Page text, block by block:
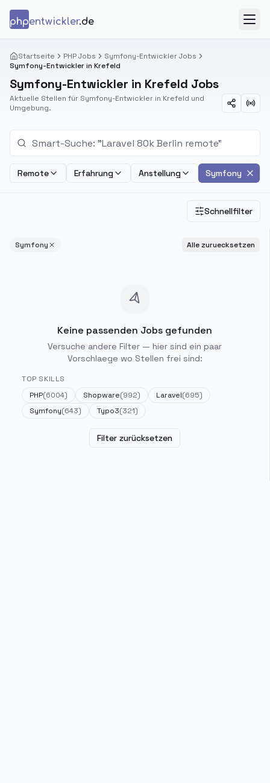
phpentwickler.de
Startseite PHP Jobs
Symfony-Entwickler Jobs
Symfony-Entwickler in Krefeld
Symfony-Entwickler in Krefeld Jobs
Aktuelle Stellen für Symfony-Entwickler in Krefeld und
Umgebung.
Remote Erfahrung Anstellung Symfony
Schnellfilter
Symfony Alle zuruecksetzen
Keine passenden Jobs gefunden
Versuche andere Filter — hier sind ein paar
Vorschlaege wo Stellen frei sind:
TOP SKILLS
PHP(6004) Shopware(992) Laravel(695)
Symfony(643) Typo3(321)
Filter zurücksetzen